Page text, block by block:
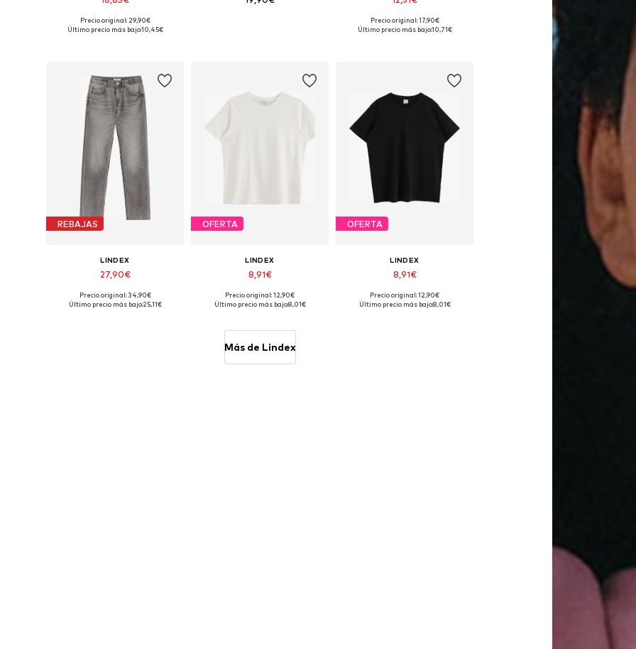
Tallas disponibles: 98, 122
Precio original: 29,90€
Último precio más bajo:10,45€
Precio original: 17,90€
Último precio más bajo:10,71€
REBAJAS
LINDEX
27,90€
Disponible en muchas tallas
Precio original: 34,90€
Último precio más bajo:25,11€
OFERTA
LINDEX
8,91€
Disponible en muchas tallas
Precio original: 12,90€
Último precio más bajo:8,01€
OFERTA
LINDEX
8,91€
Precio original: 12,90€
Último precio más bajo:8,01€
Más de Lindex